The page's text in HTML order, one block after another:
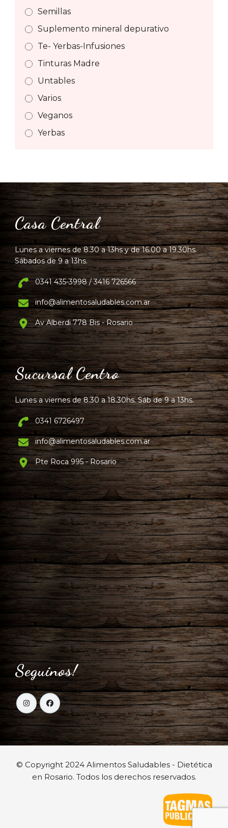
Semillas
Suplemento mineral depurativo
Te- Yerbas-Infusiones
Tinturas Madre
Untables
Varios
Veganos
Yerbas
Casa Central
Lunes a viernes de 8.30 a 13hs y de 16.00 a 19.30hs.
Sábados de 9 a 13hs.
0341 435-3998 / 3416 726566
info@alimentosaludables.com.ar
Av Alberdi 778 Bis - Rosario
Sucursal Centro
Lunes a viernes de 8.30 a 18.30hs. Sáb de 9 a 13hs.
0341 6726497
info@alimentosaludables.com.ar
Pte Roca 995 - Rosario
Seguinos!
© Copyright 2024 Alimentos Saludables - Dietética
en Rosario. Todos los derechos reservados.